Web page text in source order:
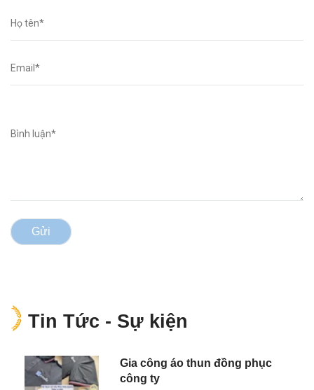
Gửi
Tin Tức - Sự kiện
Gia công áo thun đồng phục
công ty